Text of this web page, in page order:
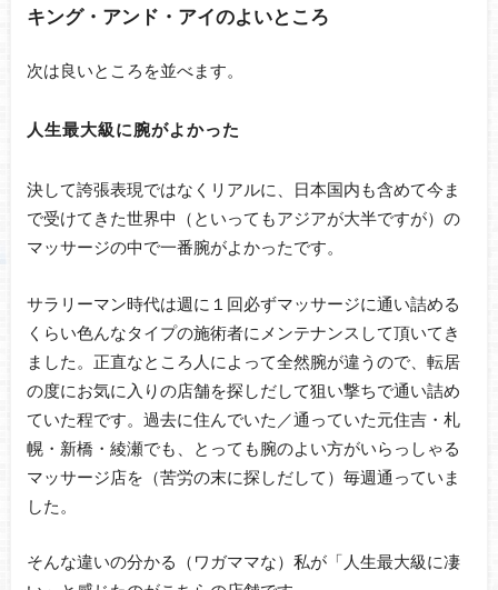
キング・アンド・アイのよいところ
次は良いところを並べます。
人生最大級に腕がよかった
決して誇張表現ではなくリアルに、日本国内も含めて今ま
で受けてきた世界中（といってもアジアが大半ですが）の
マッサージの中で一番腕がよかったです。
サラリーマン時代は週に１回必ずマッサージに通い詰める
くらい色んなタイプの施術者にメンテナンスして頂いてき
ました。正直なところ人によって全然腕が違うので、転居
の度にお気に入りの店舗を探しだして狙い撃ちで通い詰め
ていた程です。過去に住んでいた／通っていた元住吉・札
幌・新橋・綾瀬でも、とっても腕のよい方がいらっしゃる
マッサージ店を（苦労の末に探しだして）毎週通っていま
した。
そんな違いの分かる（ワガママな）私が「人生最大級に凄